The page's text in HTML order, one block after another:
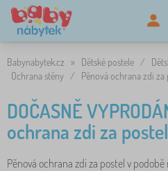
Babynabytek.cz » Dětské postele /
Ochrana stěny / Pěnová ochrana zdi
DOČASNĚ
ochrana zdi za
Pěnová ochrana zdi za postel v